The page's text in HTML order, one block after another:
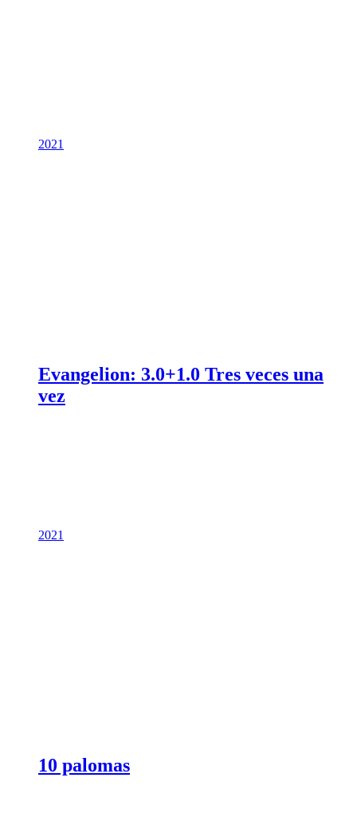
2021
Evangelion: 3.0+1.0 Tres veces una
vez
2021
10 palomas